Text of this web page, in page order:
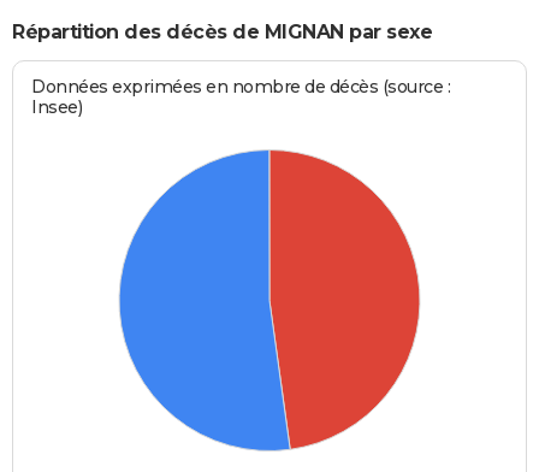
Répartition des décès de MIGNAN par sexe
Données exprimées en nombre de décès (source :
Insee)